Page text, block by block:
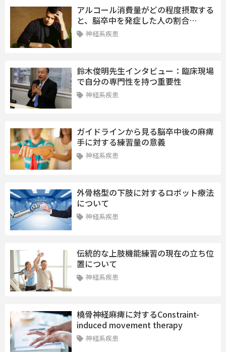
アルコール消費量がどの程度摂取する
と、脳卒中を発症した人の割合…
神経系疾患
鈴木俊明先生インタビュー：臨床現場
で自分の専門性を持つ重要性
神経系疾患
ガイドラインから見る脳卒中後の麻痺
手に対する練習量の意義
神経系疾患
外骨格型の下肢に対するロボット療法
について
神経系疾患
伝統的な上肢機能練習の現在の立ち位
置について
神経系疾患
橈骨神経麻痺に対するConstraint-
induced movement therapy
神経系疾患